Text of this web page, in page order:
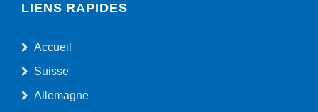
LIENS RAPIDES
Accueil
Suisse
Allemagne